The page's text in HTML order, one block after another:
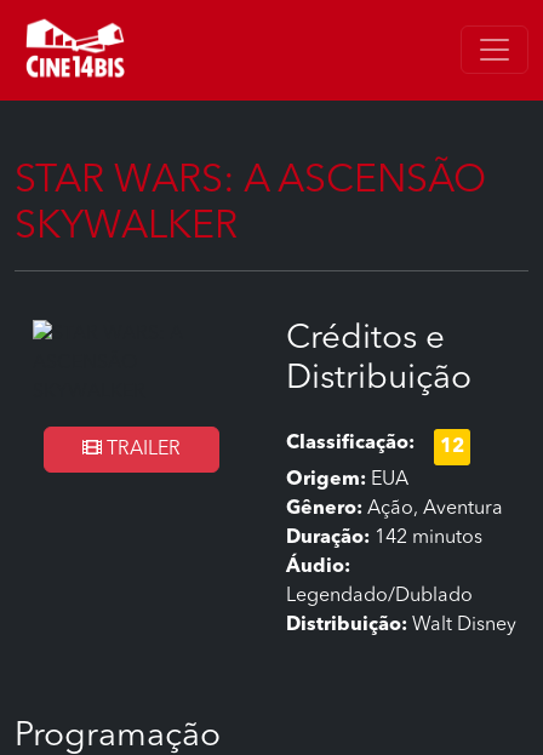
STAR WARS: A ASCENSÃO
SKYWALKER
TRAILER
Créditos e
Distribuição
Classificação:
12
Origem: EUA
Gênero: Ação, Aventura
Duração: 142 minutos
Áudio:
Legendado/Dublado
Distribuição: Walt Disney
Programação